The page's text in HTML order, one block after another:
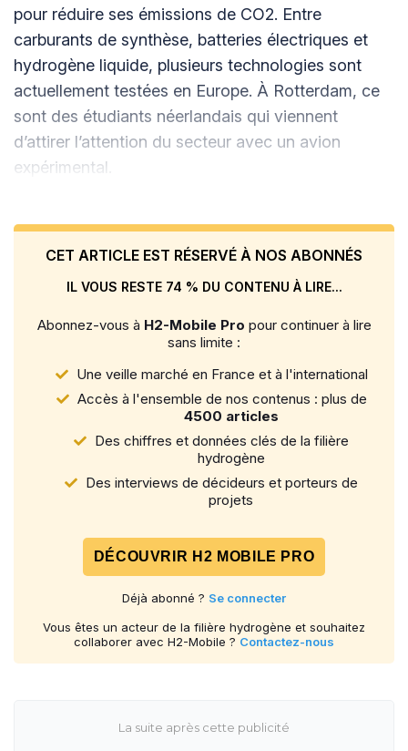
pour réduire ses émissions de CO2. Entre
carburants de synthèse, batteries électriques et
hydrogène liquide, plusieurs technologies sont
actuellement testées en Europe. À Rotterdam, ce
sont des étudiants néerlandais qui viennent
d’attirer l’attention du secteur avec un avion
expérimental.
CET ARTICLE EST RÉSERVÉ À NOS ABONNÉS
IL VOUS RESTE 74 % DU CONTENU À LIRE...
Abonnez-vous à H2-Mobile Pro pour continuer à lire
sans limite :
Une veille marché en France et à l'international
Accès à l'ensemble de nos contenus : plus de
4500 articles
Des chiffres et données clés de la filière
hydrogène
Des interviews de décideurs et porteurs de
projets
DÉCOUVRIR H2 MOBILE PRO
Déjà abonné ? Se connecter
Vous êtes un acteur de la filière hydrogène et souhaitez
collaborer avec H2-Mobile ? Contactez-nous